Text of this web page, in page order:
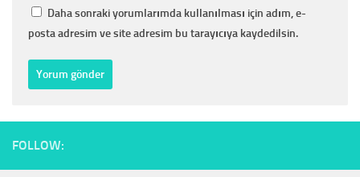
Daha sonraki yorumlarımda kullanılması için adım, e-
posta adresim ve site adresim bu tarayıcıya kaydedilsin.
FOLLOW: